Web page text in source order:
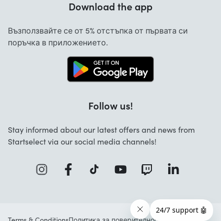
Contact
Download the app
Възползвайте се от 5% отстъпка от първата си
поръчка в приложението.
Follow us!
Stay informed about our latest offers and news from
Startselect via our social media channels!